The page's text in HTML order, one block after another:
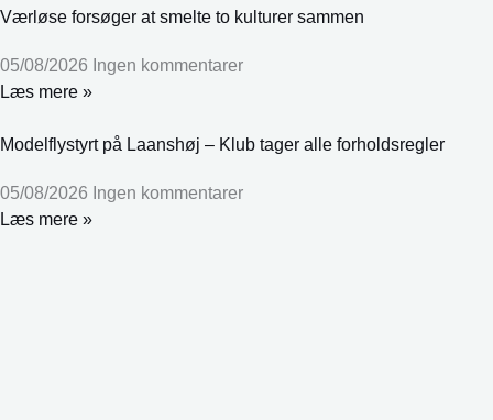
Værløse forsøger at smelte to kulturer sammen
05/08/2026 Ingen kommentarer
Læs mere »
Modelflystyrt på Laanshøj – Klub tager alle forholdsregler
05/08/2026 Ingen kommentarer
Læs mere »